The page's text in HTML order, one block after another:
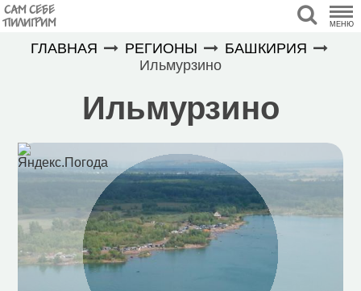
САМ СЕБЕ
ПИЛИГРИМ МЕНЮ
ГЛАВНАЯ РЕГИОНЫ
БАШКИРИЯ
Ильмурзино
Ильмурзино